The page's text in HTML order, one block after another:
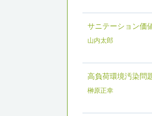
サニテーション価
山内太郎
高負荷環境汚染問
榊原正幸